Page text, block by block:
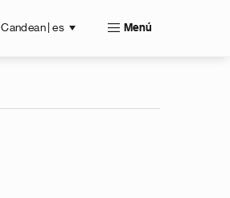
Candean | es Menú